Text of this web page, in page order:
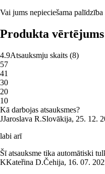
Vai jums nepieciešama
Produkta vērtējums
4.9Atsauksmju skaits (8)
57
41
30
20
10
Kā darbojas atsauksmes?
JJaroslava R.Slovākija, 25. 12.
labi arī
Šī atsauksme tika automātiski
KKateřina D.Čehija, 16. 07.